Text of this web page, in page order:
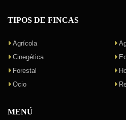
TIPOS DE FINCAS
Agrícola
Cinegética
Forestal
Ocio
MENÚ